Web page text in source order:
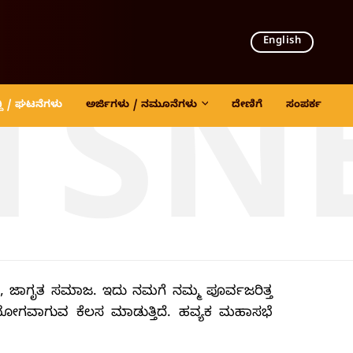
English
/ ಘಟನೆಗಳು ಅರ್ಜಿಗಳು / ನಮೂನೆಗಳು ದೇಣಿಗೆ ಸಂಪರ್ಕ
ಜಾಗೃತ ಸಮಾಜ. ಇದು ನಮಗೆ ನಮ್ಮ ಪೂರ್ವಜರಿತ್ತ
ಕೆಲಸ ಮಾಡುತ್ತಿದೆ. ಹವ್ಯಕ ಮಹಾಸಭೆ